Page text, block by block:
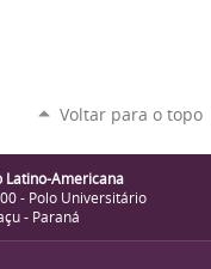
Voltar para o topo
Latino-Americana
- Polo Universitário
- Paraná